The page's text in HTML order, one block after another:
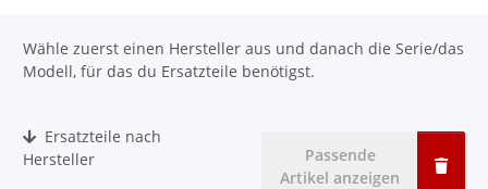
Wähle zuerst einen Hersteller aus und danach die Serie/das
Modell, für das du Ersatzteile benötigst.
Ersatzteile nach
Hersteller
Passende
Artikel anzeigen